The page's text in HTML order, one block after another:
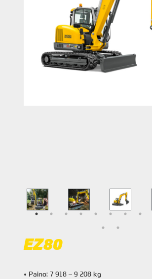
EZ80
• Paino: 7 918 – 9 208 kg